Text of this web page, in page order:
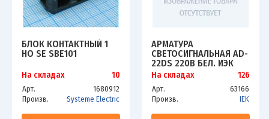
БЛОК КОНТАКТНЫЙ 1
НО SE SBE101
На складах 10
Арт.
1680912
Произв.
Systeme Electric
АРМАТУРА
СВЕТОСИГНАЛЬНАЯ AD-
22DS 220В БЕЛ. ИЭК
BLS10-ADDS-230-K01
На складах 126
Арт.
63166
Произв.
IEK